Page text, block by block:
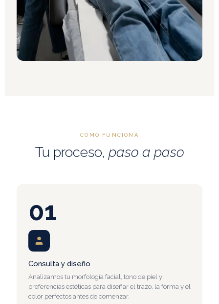
CÓMO FUNCIONA
Tu proceso, paso a paso
01
Consulta y diseño
Analizamos tu morfología facial, tono de piel y
preferencias estéticas para diseñar el trazo, la forma y el
color perfectos antes de comenzar.